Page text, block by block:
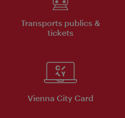
Transports publics &
tickets
Vienna City Card